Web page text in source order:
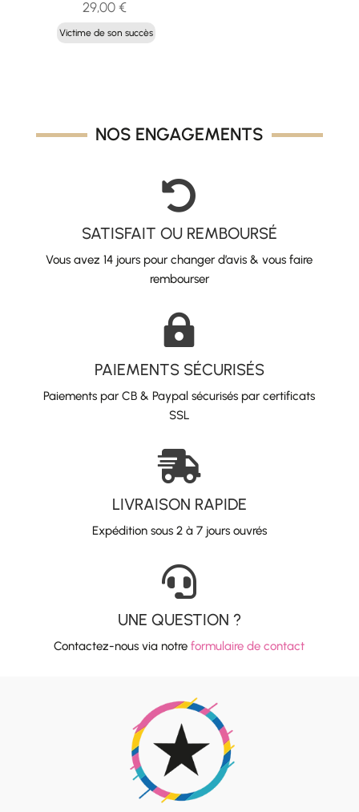
29,00€
Victime de son succès
NOS ENGAGEMENTS

SATISFAIT OU REMBOURSÉ
Vous avez 14 jours pour changer d’avis & vous faire
rembourser

PAIEMENTS SÉCURISÉS
Paiements par CB & Paypal sécurisés par certificats
SSL

LIVRAISON RAPIDE
Expédition sous 2 à 7 jours ouvrés

UNE QUESTION ?
Contactez-nous via notreformulaire de contact